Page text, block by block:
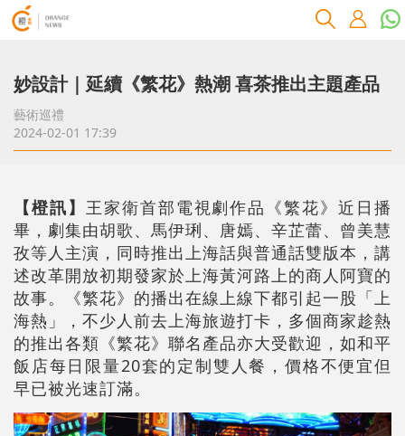
妙設計｜延續《繁花》熱潮 喜茶推出主題產品
藝術巡禮
2024-02-01 17:39
【橙訊】 王家衛首部電視劇作品《繁花》近日播
畢，劇集由胡歌、馬伊琍、唐嫣、辛芷蕾、曾美慧
孜等人主演，同時推出上海話與普通話雙版本，講
述改革開放初期發家於上海黃河路上的商人阿寶的
故事。《繁花》的播出在線上線下都引起一股「上
海熱」，不少人前去上海旅遊打卡，多個商家趁熱
的推出各類《繁花》聯名產品亦大受歡迎，如和平
飯店每日限量20套的定制雙人餐，價格不便宜但
早已被光速訂滿。